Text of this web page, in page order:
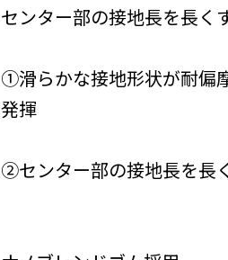
センター部の接地長を長く
①滑らかな接地形状が耐偏
発揮
②センター部の接地長を長